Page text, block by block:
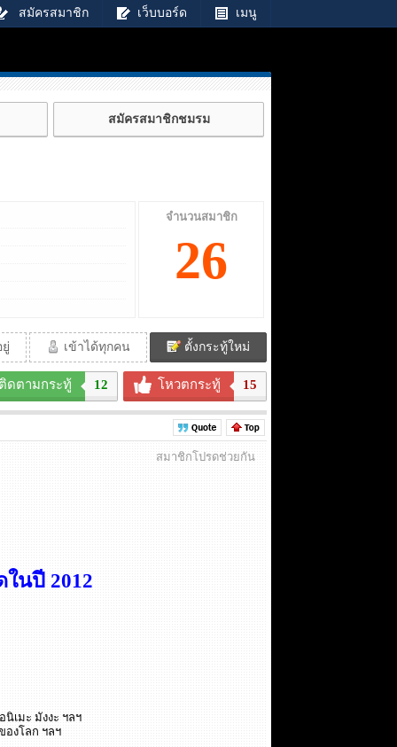
สมัครสมาชิก เว็บบอร์ด เมนู
สมัครสมาชิกชมรม
จำนวนสมาชิก
26
เข้าได้ทุกคน ตั้งกระทู้ใหม่
ดตามกระทู้ 12 โหวตกระทู้ 15
สมาชิกโปรดช่วยกัน
นปี 2012
เมะ มังงะ ฯลฯ
งโลก ฯลฯ